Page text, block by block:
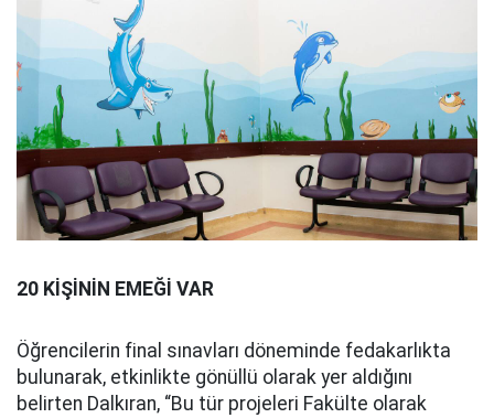
20 KİŞİNİN EMEĞİ VAR
Öğrencilerin final sınavları döneminde fedakarlıkta
bulunarak, etkinlikte gönüllü olarak yer aldığını
belirten Dalkıran, “Bu tür projeleri Fakülte olarak